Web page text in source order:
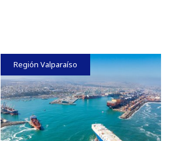
Región Valparaíso